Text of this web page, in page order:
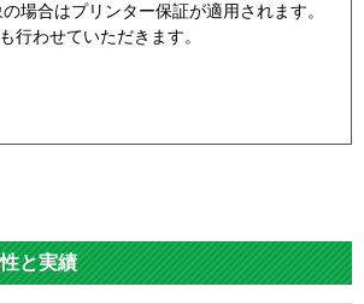
場合はプリンター保証が適用されます。
行わせていただきます。
と実績